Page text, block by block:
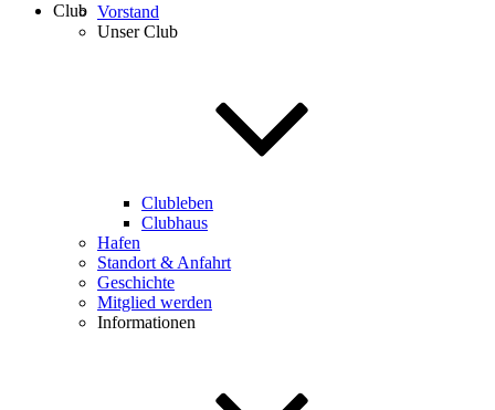
Club Vorstand
Unser Club
Clubleben
Clubhaus
Hafen
Standort & Anfahrt
Geschichte
Mitglied werden
Informationen